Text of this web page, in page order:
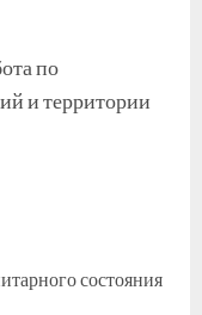
по
и территории
состояния